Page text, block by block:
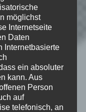
möglichst
Internetseite
Daten
Internetbasierte
ein absoluter
kann. Aus
Person
auf
telefonisch, an